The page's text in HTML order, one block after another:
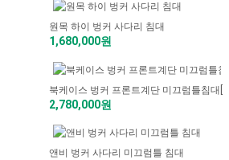
원목 하이 벙커 사다리 침대
1,680,000원
북케이스 벙커 프론트계단 미끄럼틀침대[
2,780,000원
앤비 벙커 사다리 미끄럼틀 침대